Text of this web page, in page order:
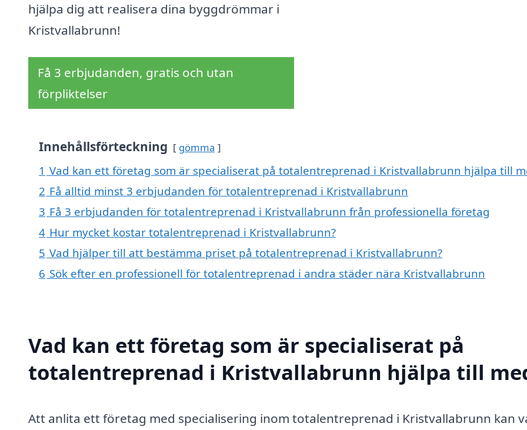
hjälpa dig att realisera dina byggdrömmar i
Kristvallabrunn!
Få 3 erbjudanden, gratis och utan
förpliktelser
Innehållsförteckning gömma
1 Vad kan ett företag som är specialiserat på totalentreprenad i Kristvallabrunn hjälpa till
2 Få alltid minst 3 erbjudanden för totalentreprenad i Kristvallabrunn
3 Få 3 erbjudanden för totalentreprenad i Kristvallabrunn från professionella företag
4 Hur mycket kostar totalentreprenad i Kristvallabrunn?
5 Vad hjälper till att bestämma priset på totalentreprenad i Kristvallabrunn?
6 Sök efter en professionell för totalentreprenad i andra städer nära Kristvallabrunn
Vad kan ett företag som är specialiserat på
totalentreprenad i Kristvallabrunn hjälpa till
Att anlita ett företag med specialisering inom totalentreprenad i Kristvallabrunn kan